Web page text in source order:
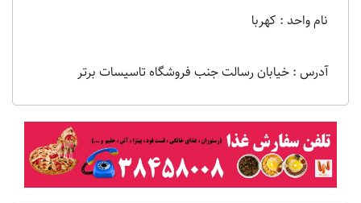
نام واحد : کهربا
آدرس : خیابان رسالت جنب فروشگاه تاسیسات برتر